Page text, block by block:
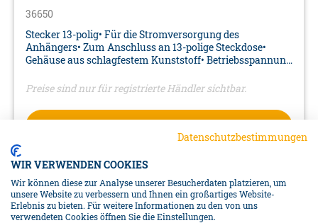
36650
Stecker 13-polig• Für die Stromversorgung des
Anhängers• Zum Anschluss an 13-polige Steckdose•
Gehäuse aus schlagfestem Kunststoff• Betriebsspannung
x 45 mm• Verpackung: Karte
Preise sind nur für registrierte Händler sichtbar.
Datenschutzbestimmungen
WIR VERWENDEN COOKIES
Wir können diese zur Analyse unserer Besucherdaten platzieren, um
unsere Website zu verbessern und Ihnen ein großartiges Website-
Erlebnis zu bieten. Für weitere Informationen zu den von uns
verwendeten Cookies öffnen Sie die Einstellungen.